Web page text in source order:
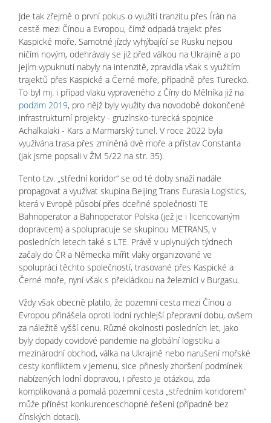
Jde tak zřejmě o první pokus o využití tranzitu přes Írán na
cestě mezi Čínou a Evropou, čímž odpadá trajekt přes
Kaspické moře. Samotné jízdy vyhýbající se Rusku nejsou
ničím novým, odehrávaly se již před válkou na Ukrajině a po
jejím vypuknutí nabyly na intenzitě, zpravidla však s využitím
trajektů přes Kaspické a Černé moře, případně přes Turecko.
To byl mj. i případ vlaku vypraveného z Číny do Mělníka již na
podzim 2019, pro nějž byly využity dva novodobě dokončené
infrastrukturní projekty - gruzínsko-turecká spojnice
Achalkalaki - Kars a Marmarský tunel. V roce 2022 byla
využívána trasa přes zmíněná dvě moře a přístav Constanta
(jak jsme popsali v ŽM 5/22 na str. 35).
Tento tzv. „střední koridor“ se od té doby snaží nadále
propagovat a využívat skupina Beijing Trans Eurasia Logistics,
která v Evropě působí přes dceřiné společnosti TE
Bahnoperator a Bahnoperator Polska (jež je i licencovaným
dopravcem) a spolupracuje se skupinou METRANS, v
posledních letech také s LTE. Právě v uplynulých týdnech
začaly do ČR a Německa mířit vlaky organizované ve
spolupráci těchto společností, trasované přes Kaspické a
Černé moře, nyní však s překládkou na železnici v Burgasu.
Vždy však obecně platilo, že pozemní cesta mezi Čínou a
Evropou přinášela oproti lodní rychlejší přepravní dobu, ovšem
za náležitě vyšší cenu. Různé okolnosti posledních let, jako
byly dopady covidové pandemie na globální logistiku a
mezinárodní obchod, válka na Ukrajině nebo narušení mořské
cesty konfliktem v Jemenu, sice přinesly zhoršení podmínek
nabízených lodní dopravou, i přesto je otázkou, zda
komplikovaná a pomalá pozemní cesta „středním koridorem“
může přínést konkurenceschopné řešení (případně bez
čínských dotací).